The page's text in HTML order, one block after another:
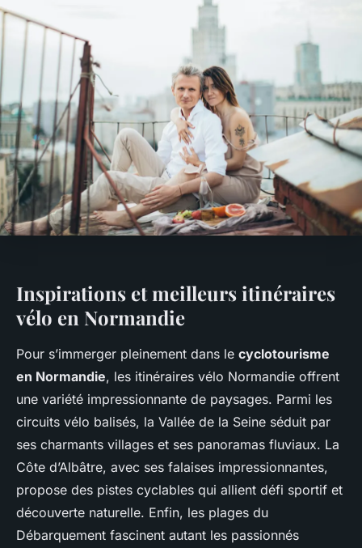
Inspirations et meilleurs itinéraires
vélo en Normandie
Pour s’immerger pleinement dans le cyclotourisme
en Normandie, les itinéraires vélo Normandie offrent
une variété impressionnante de paysages. Parmi les
circuits vélo balisés, la Vallée de la Seine séduit par
ses charmants villages et ses panoramas fluviaux. La
Côte d’Albâtre, avec ses falaises impressionnantes,
propose des pistes cyclables qui allient défi sportif et
découverte naturelle. Enfin, les plages du
Débarquement fascinent autant les passionnés